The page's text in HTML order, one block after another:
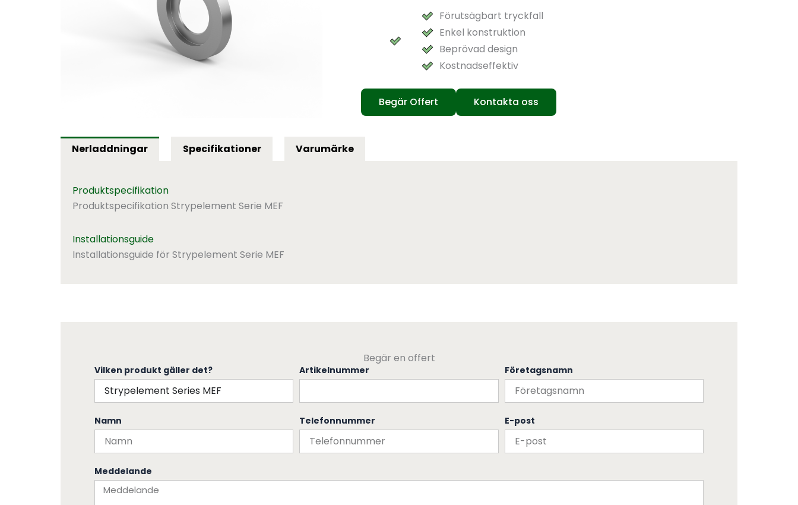
Förutsägbart tryckfall
Enkel konstruktion
Beprövad design
Kostnadseffektiv
Begär Offert Kontakta oss
Nerladdningar Specifikationer Varumärke
Produktspecifikation
Produktspecifikation Strypelement Serie MEF
Installationsguide
Installationsguide för Strypelement Serie MEF
Begär en offert
Vilken produkt gäller det? Artikelnummer Företagsnamn
Namn Telefonnummer E-post
Meddelande